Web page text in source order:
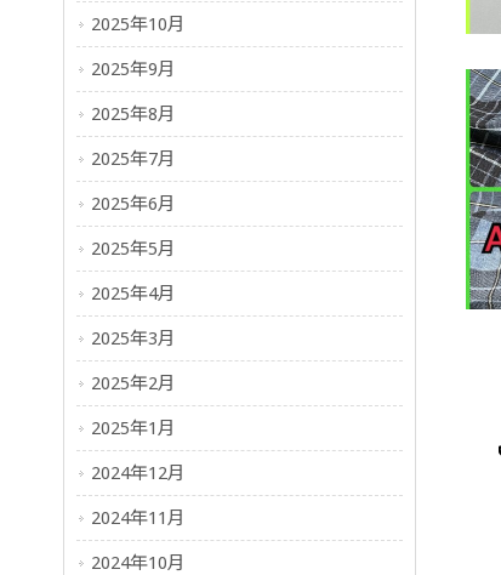
2025年10月
2025年9月
2025年8月
2025年7月
2025年6月
2025年5月
2025年4月
2025年3月
2025年2月
2025年1月
2024年12月
2024年11月
2024年10月